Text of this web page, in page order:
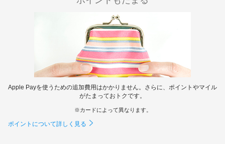
Apple Payを使うための追加費用はかかりません。さらに、ポイントやマイル
がたまっておトクです。
カードによって異なります。
ポイントについて詳しく見る